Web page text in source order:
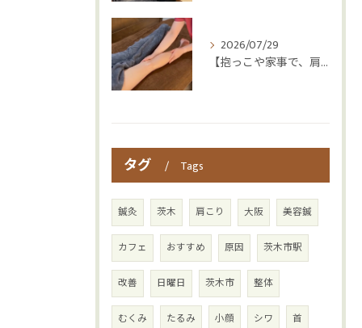
2026/07/29
【抱っこや家事で、肩・腰つらくなっていませんか？👶💦】
タグ Tags
鍼灸 茨木 肩こり 大阪 美容鍼
カフェ おすすめ 原因 茨木市駅
改善 日曜日 茨木市 整体
むくみ たるみ 小顔 シワ 首